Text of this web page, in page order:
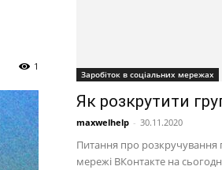
1
Заробіток в соціальних мережах
Як розкрутити
maxwelhelp - 30.11.2020
Питання про розкручування
мережі ВКонтакте на